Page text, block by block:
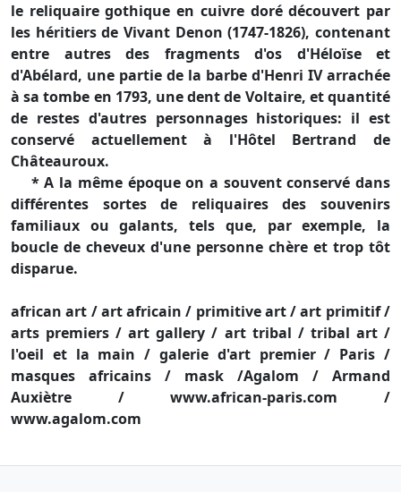
le reliquaire gothique en cuivre doré découvert par
les héritiers de Vivant Denon (1747-1826), contenant
entre autres des fragments d'os d'Héloïse et
d'Abélard, une partie de la barbe d'Henri IV arrachée
à sa tombe en 1793, une dent de Voltaire, et quantité
de restes d'autres personnages historiques: il est
conservé actuellement à l'Hôtel Bertrand de
Châteauroux.
* A la même époque on a souvent conservé dans
différentes sortes de reliquaires des souvenirs
familiaux ou galants, tels que, par exemple, la
boucle de cheveux d'une personne chère et trop tôt
disparue.
african art / art africain / primitive art / art primitif /
arts premiers / art gallery / art tribal / tribal art /
l'oeil et la main / galerie d'art premier / Paris /
masques africains / mask /Agalom / Armand
Auxiètre / www.african-paris.com /
www.agalom.com